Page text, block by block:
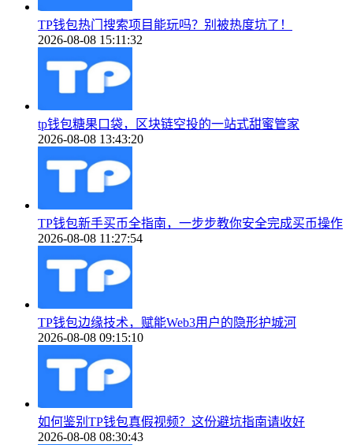
TP钱包热门搜索项目能玩吗？别被热度坑了！
2026-08-08 15:11:32
tp钱包糖果口袋，区块链空投的一站式甜蜜管家
2026-08-08 13:43:20
TP钱包新手买币全指南，一步步教你安全完成买币操作
2026-08-08 11:27:54
TP钱包边缘技术，赋能Web3用户的隐形护城河
2026-08-08 09:15:10
如何鉴别TP钱包真假视频？这份避坑指南请收好
2026-08-08 08:30:43